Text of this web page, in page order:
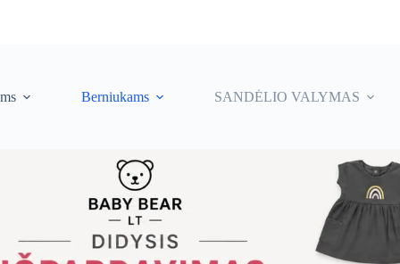
Berniukams SANDĖLIO VALYMAS